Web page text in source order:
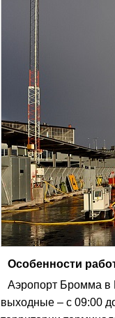
Особенности
Аэропорт Бромма в
выходные – с 09:00